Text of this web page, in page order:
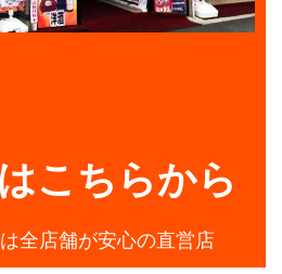
こちらから
全店舗が安心の直営店